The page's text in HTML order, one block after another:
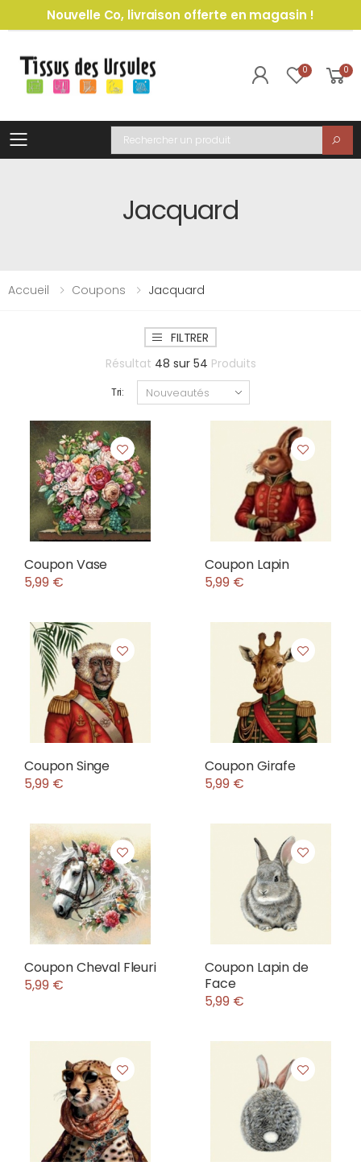
Nouvelle Co, livraison offerte en magasin !
0 0
Toggle mobile menu
Recherche
Jacquard
Accueil Coupons Jacquard
FILTRER
Résultat 48 sur 54 Produits
Tri:
Coupon Vase
5,99 €
Coupon Lapin
5,99 €
Coupon Singe
5,99 €
Coupon Girafe
5,99 €
Coupon Cheval Fleuri
5,99 €
Coupon Lapin de
Face
5,99 €